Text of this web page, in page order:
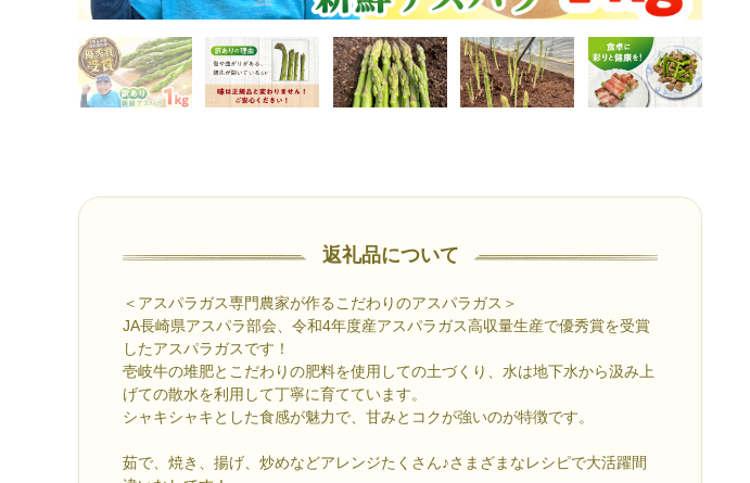
返礼品について
＜アスパラガス専門農家が作るこだわりのアスパラガス＞
JA長崎県アスパラ部会、令和4年度産アスパラガス高収量生産で優秀賞を受賞
したアスパラガスです！
壱岐牛の堆肥とこだわりの肥料を使用しての土づくり、水は地下水から汲み上
げての散水を利用して丁寧に育てています。
シャキシャキとした食感が魅力で、甘みとコクが強いのが特徴です。
茹で、焼き、揚げ、炒めなどアレンジたくさん♪さまざまなレシピで大活躍間